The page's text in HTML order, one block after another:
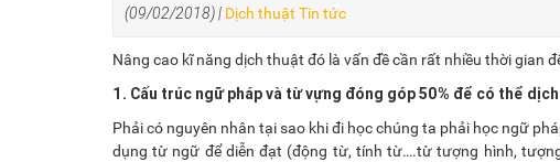
(09/02/2018) | Dịch thuật Tin tức
Nâng cao kĩ năng dịch thuật đó là vấn đề cần rất nhiều thời gian
1. Cấu trúc ngữ pháp và từ vựng đóng góp 50% để có thể
Phải có nguyên nhân tại sao khi đi học chúng ta phải học ngữ
dụng từ ngữ để diễn đạt (động từ, tính từ….từ tượng hình,